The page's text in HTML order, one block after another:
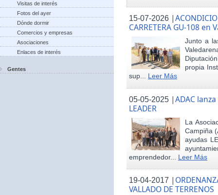
Visitas de interés
Fotos del ayer
Dónde dormir
Comercios y empresas
Asociaciones
Enlaces de interés
Gentes
15-07-2026 |
CARRETERA GU-108 en
Junto a
propia
sup... Leer Más
05-05-2025 |ADAC
LEADER
La
Campiña
ayudas
emprendedor... Leer Más
19-04-2017 |
VALLADO DE TERRENOS